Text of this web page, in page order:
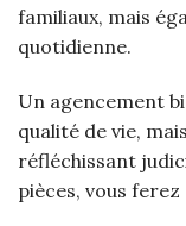
familiaux, mais
quotidienne.
Un agencement
qualité de vie,
réfléchissant
pièces, vous